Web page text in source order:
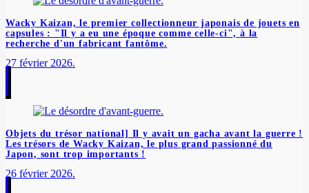
Wacky Kaizan, le premier collectionneur japonais de jouets en
capsules : "Il y a eu une époque comme celle-ci", à la
recherche d'un fabricant fantôme.
27 février 2026.
Objets du trésor national] Il y avait un gacha avant la guerre !
Les trésors de Wacky Kaizan, le plus grand passionné du
Japon, sont trop importants !
26 février 2026.